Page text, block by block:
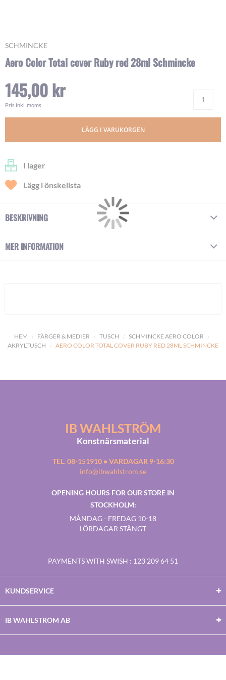
HEM FÄRGER & MEDIER TUSCH
SCHMINCKE AERO COLOR
AKRYLTUSCH
AERO COLOR TOTAL COVER RUBY RED 28ML SCHMINCKE
SCHMINCKE
Aero Color Total cover Ruby red 28ml Schmincke
145,00 kr
Pris inkl. moms
LÄGG I VARUKORGEN
I lager
Lägg i önskelista
Skip
the
of
the
images
BESKRIVNING
MER INFORMATION
IB WAHLSTRÖM
Konstnärsmaterial
TEL. 08-151910 • VARDAGAR 9-16:30
info@ibwahlstrom.se
OPENING HOURS FOR OUR STORE IN
STOCKHOLM:
MÅNDAG - FREDAG 10-18
LÖRDAGAR STÄNGT
PAYMENTS WITH SWISH : 123 209 64 51
KUNDSERVICE
IB WAHLSTRÖM AB
Facebook
TwitterYoutubeInstagram